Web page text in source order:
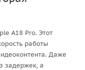
A18 Pro. Этот
работы
Даже
задержек, а